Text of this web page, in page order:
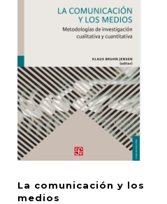
La comunicación y los
medios